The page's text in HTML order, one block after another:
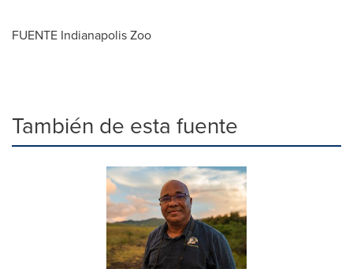
FUENTE Indianapolis Zoo
También de esta fuente